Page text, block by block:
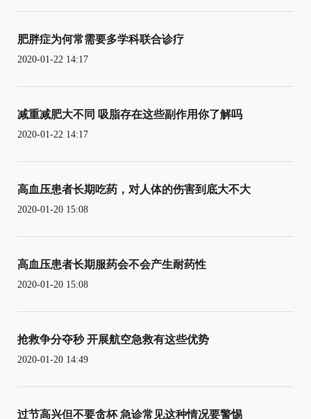
肥胖症为何常需要多学科联合诊疗
2020-01-22 14:17
减重减肥大不同 吸脂存在这些副作用你了解吗
2020-01-22 14:17
高血压患者长期吃药，对人体的伤害到底大不大
2020-01-20 15:08
高血压患者长期服药会不会产生耐药性
2020-01-20 15:08
抢救争分夺秒 开展航空急救有这些优势
2020-01-20 14:49
过节高兴但不要贪杯 急诊常见这种情况要警惕